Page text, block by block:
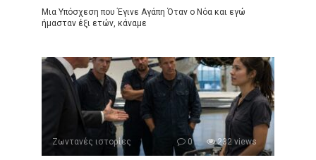
Μια Υπόσχεση που Έγινε Αγάπη Όταν ο Νόα και εγώ
ήμασταν έξι ετών, κάναμε
Ζωντανές ιστορίες 0 232 views